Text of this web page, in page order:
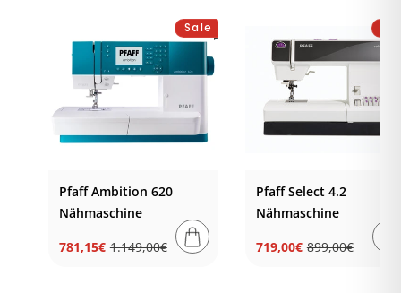
Sale
Pfaff Ambition 620
Nähmaschine
Normaler1.149,00€
Verkaufspreis
781,15€
Pfaff Select 4.2
Nähmaschine
Normaler899,00€
Verkaufspreis
719,00€